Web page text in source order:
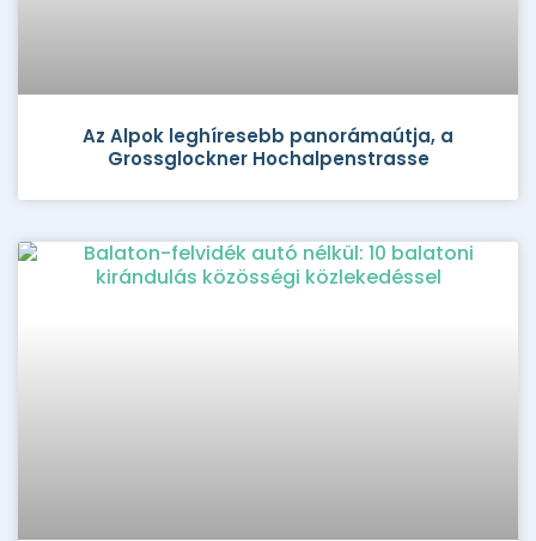
Az Alpok leghíresebb panorámaútja, a
Grossglockner Hochalpenstrasse